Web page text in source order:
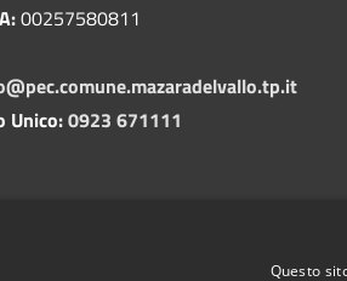
00257580811
Unico:0923 671111
Questo